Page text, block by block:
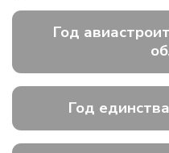
Год
Год